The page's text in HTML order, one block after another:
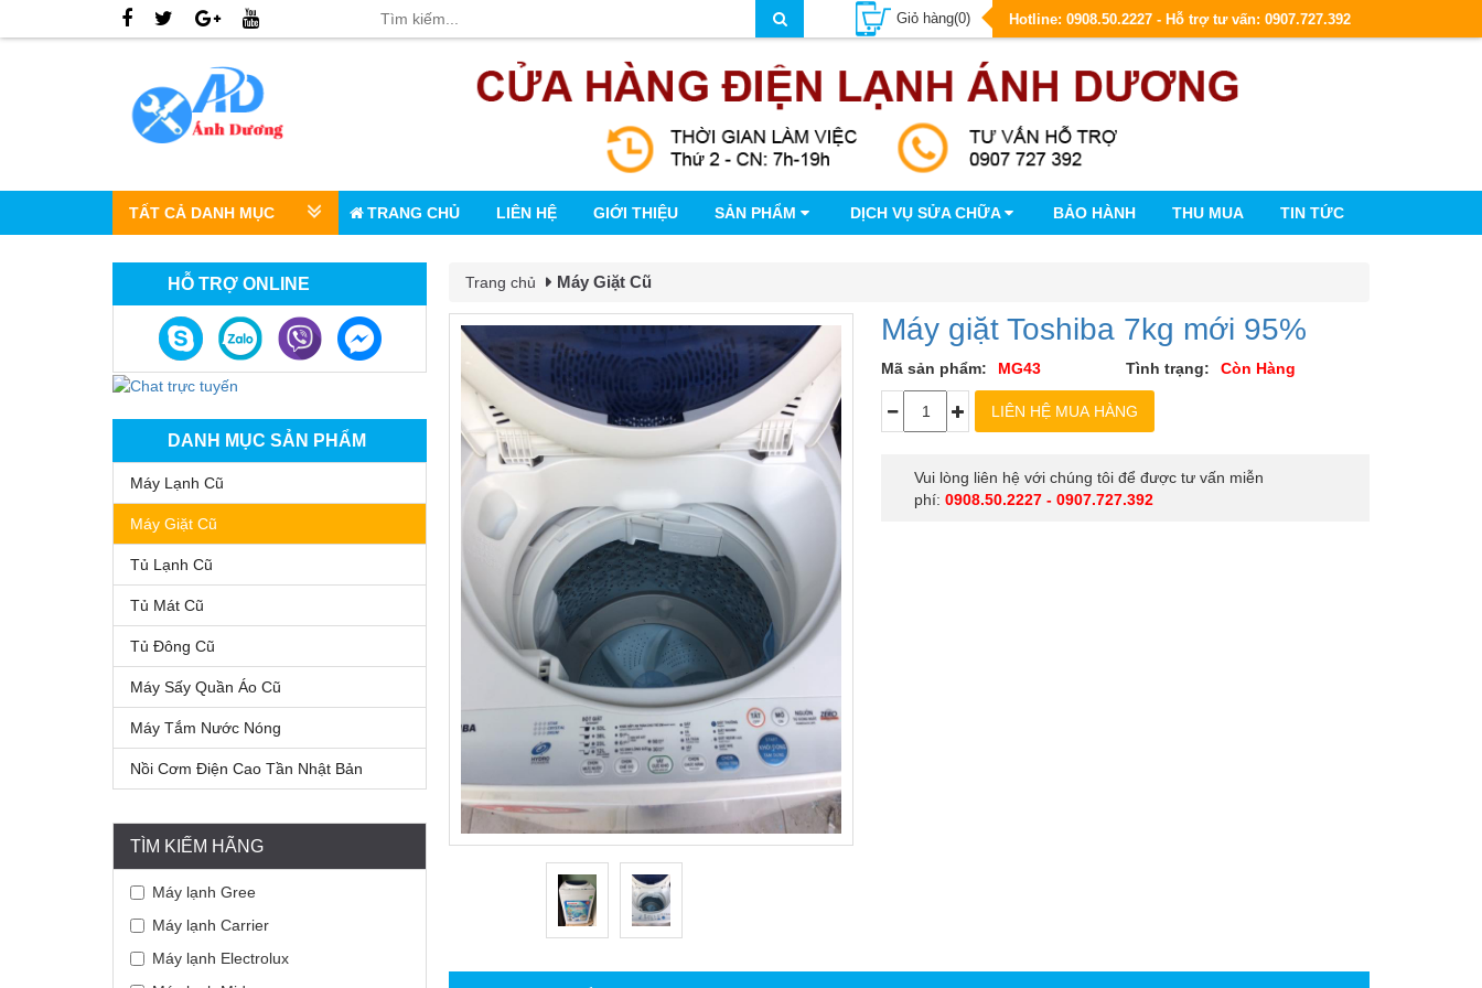
Giỏ hàng(0) Hotline: 0908.50.2227 - Hỗ trợ tư vấn: 0907.727.392
TẤT CẢ DANH MỤC TRANG CHỦ LIÊN HỆ GIỚI THIỆU SẢN PHẨM DỊCH VỤ SỬA CHỮA BẢO HÀNH THU MUA TIN TỨC
HỖ TRỢ ONLINE
DANH MỤC SẢN PHẨM
Máy Lạnh Cũ
Máy Giặt Cũ
Tủ Lạnh Cũ
Tủ Mát Cũ
Tủ Đông Cũ
Máy Sấy Quần Áo Cũ
Máy Tắm Nước Nóng
Nồi Cơm Điện Cao Tần Nhật Bản
TÌM KIẾM HÃNG
Máy lạnh Gree
Máy lạnh Carrier
Máy lạnh Electrolux
Trang chủ Máy Giặt Cũ
Máy giặt Toshiba 7kg mới 95%
Mã sản phẩm: MG43 Tình trạng: Còn Hàng
Vui lòng liên hệ với chúng tôi để được tư vấn miễn
phí:0908.50.2227 - 0907.727.392